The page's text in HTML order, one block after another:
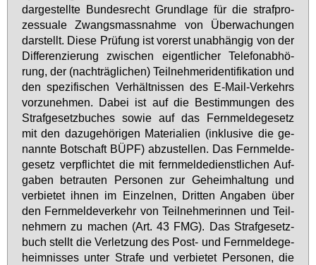
dar­ge­stell­te Bun­des­recht Grund­la­ge für die straf­pro­
zes­sua­le Zwangs­mass­nah­me von Über­wa­chun­gen
dar­stellt. Die­se Prü­fung ist vor­erst un­ab­hän­gig von der
Dif­fe­ren­zie­rung zwi­schen ei­gent­li­cher Te­le­fon­ab­hö­
rung, der (nach­träg­li­chen) Teil­neh­me­ri­den­ti­fi­ka­ti­on und
den spe­zi­fi­schen Ver­hält­nis­sen des E-Mail-Ver­kehrs
vor­zu­neh­men. Da­bei ist auf die Be­stim­mun­gen des
Straf­ge­setz­bu­ches so­wie auf das Fern­mel­de­ge­setz
mit den da­zu­ge­hö­ri­gen Ma­te­ria­li­en (in­klu­si­ve die ge­
nann­te Bot­schaft BÜPF) ab­zu­stel­len. Das Fern­mel­de­
ge­setz ver­pflich­tet die mit fern­mel­de­dienst­li­chen Auf­
ga­ben be­trau­ten Per­so­nen zur Ge­heim­hal­tung und
ver­bie­tet ih­nen im Ein­zel­nen, Drit­ten An­ga­ben über
den Fern­mel­de­ver­kehr von Teil­neh­me­rin­nen und Teil­
neh­mern zu ma­chen (Art. 43 FMG). Das Straf­ge­setz­
buch stellt die Ver­let­zung des Post- und Fern­mel­de­ge­
heim­nis­ses un­ter Stra­fe und ver­bie­tet Per­so­nen, die